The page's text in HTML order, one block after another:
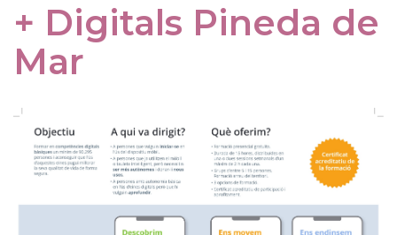
+ Digitals Pineda de
Mar